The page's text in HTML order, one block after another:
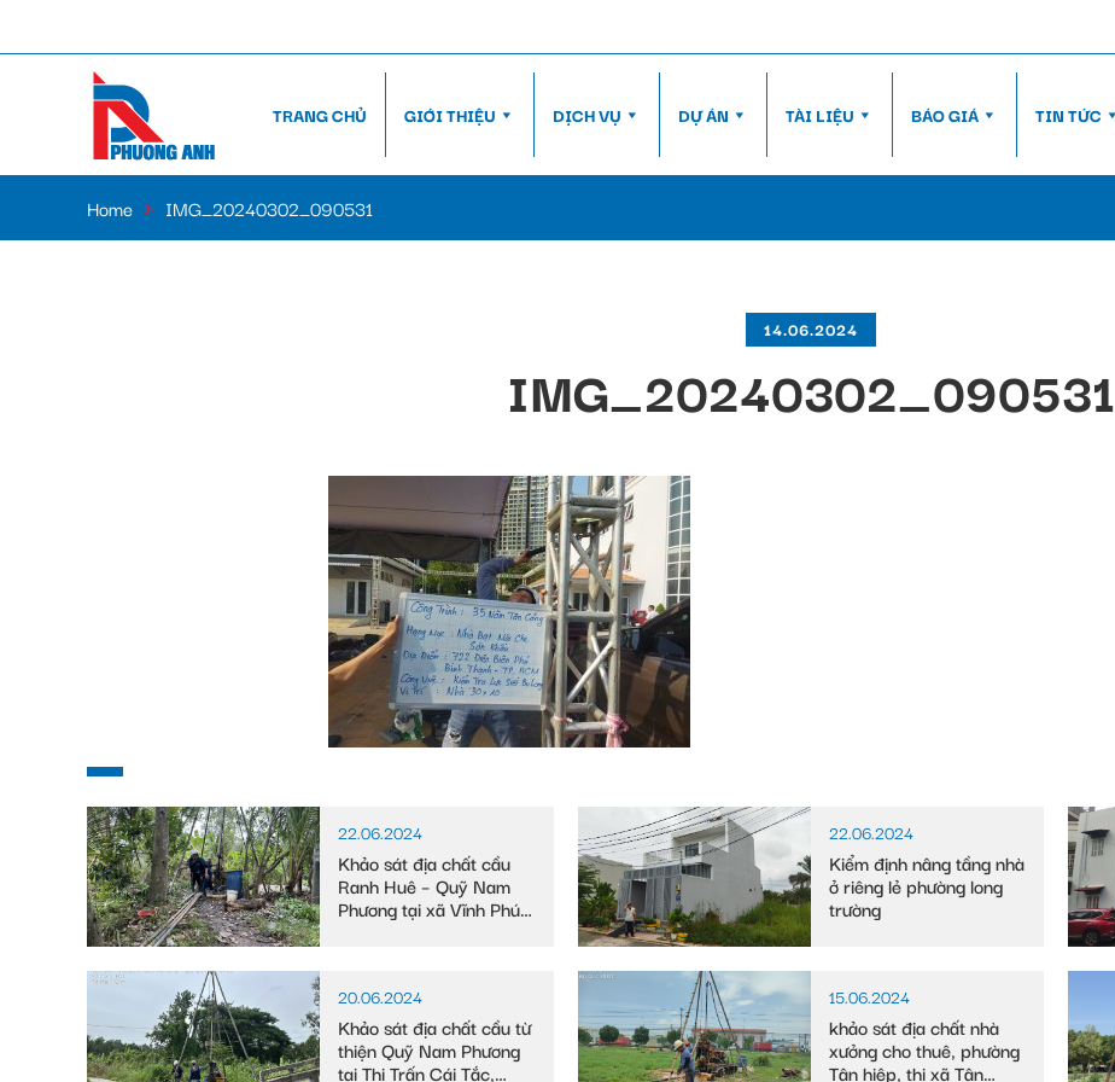
TRANG CHỦ GIỚI THIỆU DỊCH VỤ DỰ ÁN TÀI LIỆU BÁO GIÁ TIN TỨC
Home » IMG_20240302_090531
14.06.2024
IMG_20240302_090531
22.06.2024
Khảo sát địa chất cầu
Ranh Huê – Quỹ Nam
Phương tại xã Vĩnh Phú
22.06.2024
Kiểm định nâng tầng nhà
ở riêng lẻ phường long
trường
20.06.2024
Khảo sát địa chất cầu từ
thiện Quỹ Nam Phương
tại Thị Trấn Cái Tắc,
15.06.2024
khảo sát địa chất nhà
xưởng cho thuê, phường
Tân hiệp, thị xã Tân